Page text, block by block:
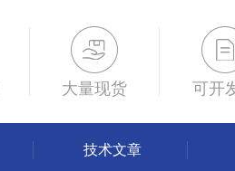
大量现货 可开
技术文章